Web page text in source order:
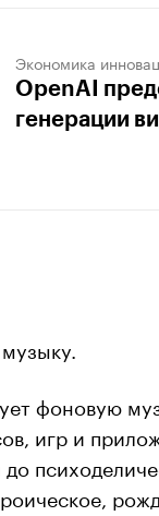
Экономика
OpenAI
генерации
фоновую
игр и